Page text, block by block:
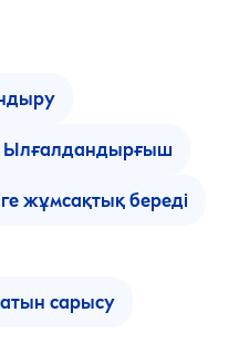
Ылғалдандырғыш
жұмсақтық береді
сарысу